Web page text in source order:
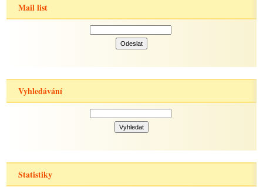
Mail list
Vyhledávání
Statistiky